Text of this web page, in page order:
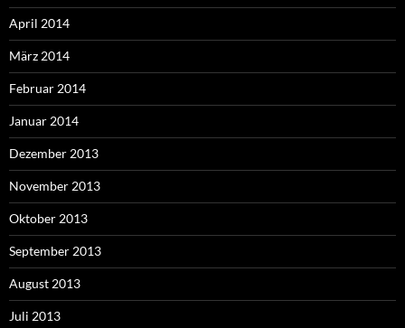
April 2014
März 2014
Februar 2014
Januar 2014
Dezember 2013
November 2013
Oktober 2013
September 2013
August 2013
Juli 2013